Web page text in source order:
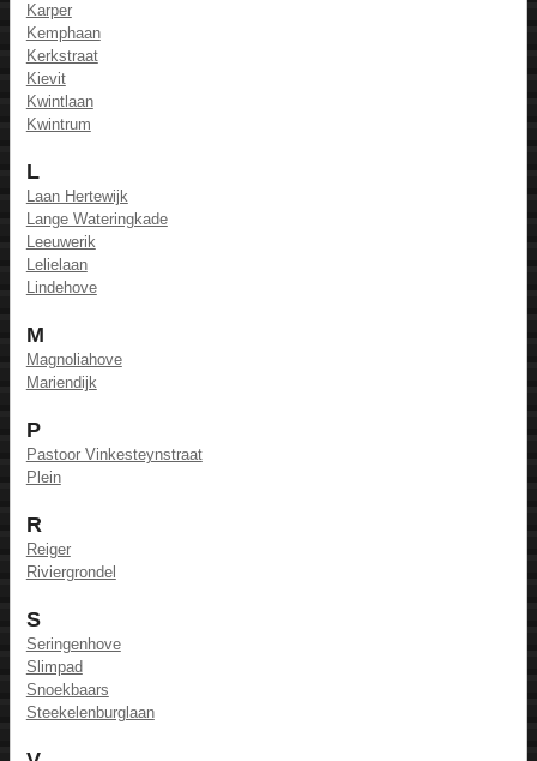
Karper
Kemphaan
Kerkstraat
Kievit
Kwintlaan
Kwintrum
L
Laan Hertewijk
Lange Wateringkade
Leeuwerik
Lelielaan
Lindehove
M
Magnoliahove
Mariendijk
P
Pastoor Vinkesteynstraat
Plein
R
Reiger
Riviergrondel
S
Seringenhove
Slimpad
Snoekbaars
Steekelenburglaan